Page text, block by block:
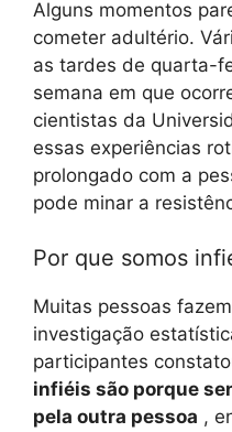
Alguns momentos
cometer adultério.
as tardes de quarta-
semana em que
cientistas da
essas experiências
prolongado com a
pode minar a
Por que somos
Muitas pessoas
investigação
participantes
infiéis são porque
pela outra pessoa ,